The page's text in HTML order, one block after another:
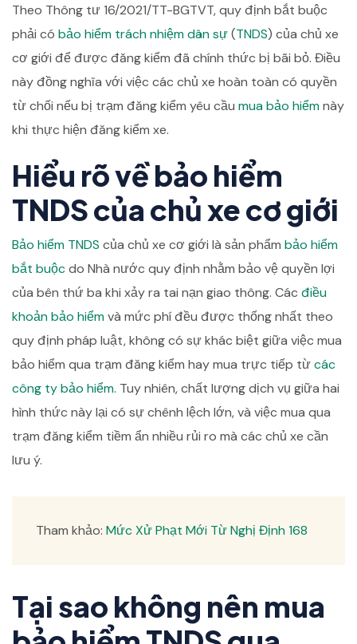
Theo Thông tư 16/2021/TT-BGTVT, quy định bắt buộc
phải có bảo hiểm trách nhiệm dân sự(TNDS) của chủ xe
cơ giới để được đăng kiểm đã chính thức bị bãi bỏ. Điều
này đồng nghĩa với việc các chủ xe hoàn toàn có quyền
từ chối nếu bị trạm đăng kiểm yêu cầu mua bảo hiểmnày
khi thực hiện đăng kiểm xe.
Hiểu rõ về bảo hiểm
TNDS của chủ xe cơ giới
Bảo hiểm TNDS của chủ xe cơ giới là sản phẩm bảo hiểm
bắt buộcdo Nhà nước quy định nhằm bảo vệ quyền lợi
của bên thứ ba khi xảy ra tai nạn giao thông. Các điều
khoản bảo hiểmvà mức phí đều được thống nhất theo
quy định pháp luật, không có sự khác biệt giữa việc mua
bảo hiểm qua trạm đăng kiểm hay mua trực tiếp từcác
công ty bảo hiểm. Tuy nhiên, chất lượng dịch vụ giữa hai
hình thức này lại có sự chênh lệch lớn, và việc mua qua
trạm đăng kiểm tiềm ẩn nhiều rủi ro mà các chủ xe cần
lưu ý.
Tham khảo: Mức Xử Phạt Mới Từ Nghị Định 168
Tại sao không nên mua